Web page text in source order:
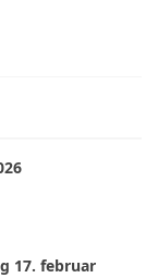
17. februar